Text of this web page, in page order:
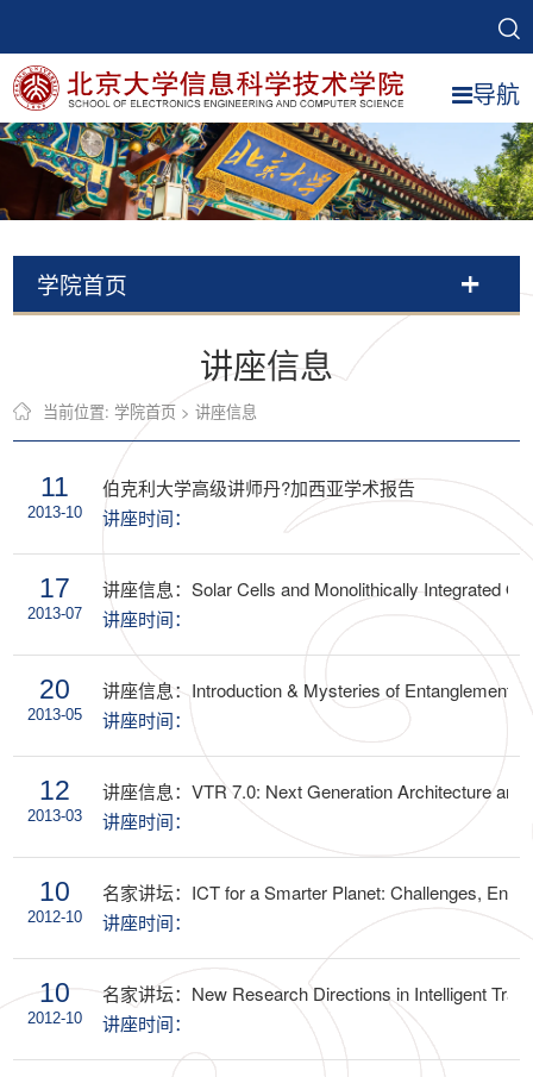
导航
学院首页
讲座信息
当前位置:学院首页 >讲座信息
11
2013-10
伯克利大学高级讲师丹?加西亚学术报告
讲座时间：
17
2013-07
讲座信息：Solar Cells and Monolithically Integrated
讲座时间：
20
2013-05
讲座信息：Introduction & Mysteries of Entanglement
讲座时间：
12
2013-03
讲座信息：VTR 7.0: Next Generation Architecture
讲座时间：
10
2012-10
名家讲坛：ICT for a Smarter Planet: Challenges,
讲座时间：
10
2012-10
名家讲坛：New Research Directions in Intelligent
讲座时间：